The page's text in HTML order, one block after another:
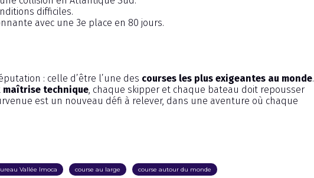
difficiles.
avec une 3e place en 80 jours.
: celle d’être l’une des courses les plus exigeantes au monde.
maîtrise technique , chaque skipper et chaque bateau doit repousser
est un nouveau défi à relever, dans une aventure où chaque
Vallée Imoca course au large course autour du monde